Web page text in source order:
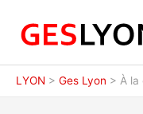
contenu
LYON > Ges Lyon > À la